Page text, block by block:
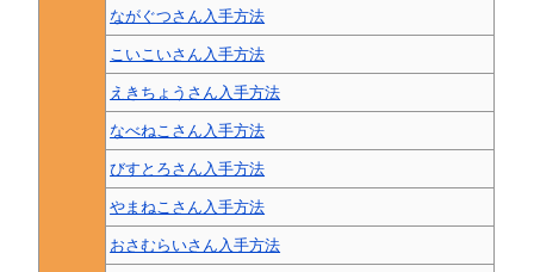
ながぐつさん入手方法
こいこいさん入手方法
えきちょうさん入手方法
なべねこさん入手方法
びすとろさん入手方法
やまねこさん入手方法
おさむらいさん入手方法